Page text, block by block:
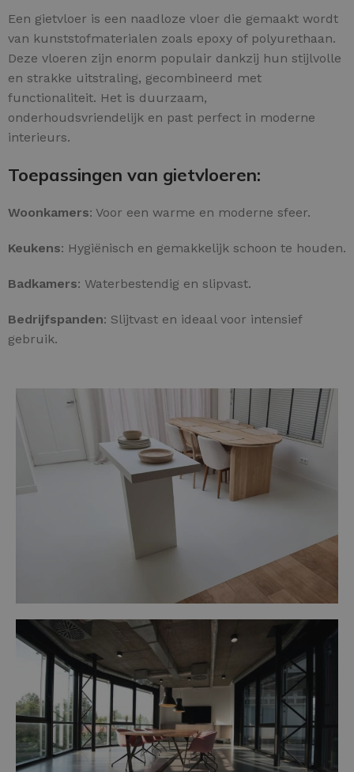
Een gietvloer is een naadloze vloer die gemaakt wordt
van kunststofmaterialen zoals epoxy of polyurethaan.
Deze vloeren zijn enorm populair dankzij hun stijlvolle
en strakke uitstraling, gecombineerd met
functionaliteit. Het is duurzaam,
onderhoudsvriendelijk en past perfect in moderne
interieurs.
Toepassingen van gietvloeren:
Woonkamers: Voor een warme en moderne sfeer.
Keukens: Hygiënisch en gemakkelijk schoon te houden.
Badkamers: Waterbestendig en slipvast.
Bedrijfspanden: Slijtvast en ideaal voor intensief
gebruik.